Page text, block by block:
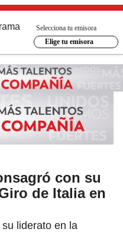
Selecciona tu emisora
Elige tu emisora
con su
de Italia en
liderato en la